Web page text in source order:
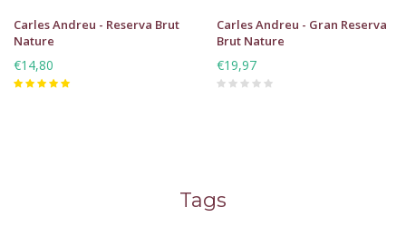
Carles Andreu - Reserva Brut
Nature
€14,80
Carles Andreu - Gran Reserva
Brut Nature
€19,97
Tags